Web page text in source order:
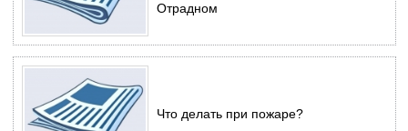
Отрадном
Что делать при пожаре?